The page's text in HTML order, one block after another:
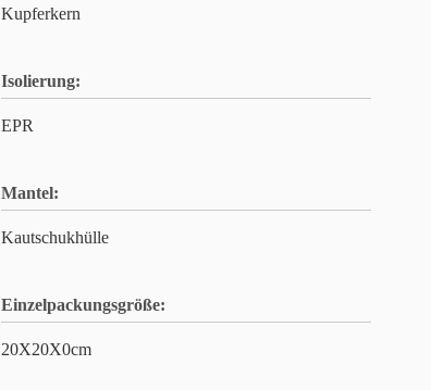
Kupferkern
Isolierung:
EPR
Mantel:
Kautschukhülle
Einzelpackungsgröße:
20X20X0cm